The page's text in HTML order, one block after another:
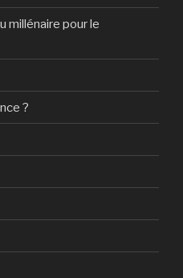
millénaire pour le
?